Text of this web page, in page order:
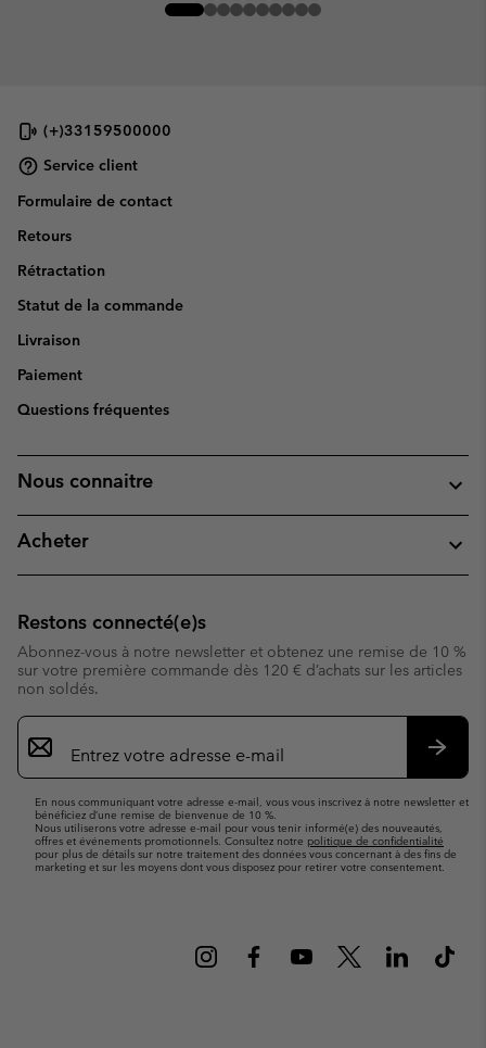
(+)33159500000
Service client
Formulaire de contact
Retours
Rétractation
Statut de la commande
Livraison
Paiement
Questions fréquentes
Nous connaitre
Acheter
Restons connecté(e)s
Abonnez-vous à notre newsletter et obtenez une remise de 10 %
sur votre première commande dès 120 € d’achats sur les articles
non soldés.
Inscription
par
e-
En nous communiquant votre adresse e-mail, vous vous inscrivez à notre newsletter et
bénéficiez d’une remise de bienvenue de 10 %.
Nous utiliserons votre adresse e-mail pour vous tenir informé(e) des nouveautés,
offres et événements promotionnels. Consultez notre politique de confidentialité
pour plus de détails sur notre traitement des données vous concernant à des fins de
marketing et sur les moyens dont vous disposez pour retirer votre consentement.